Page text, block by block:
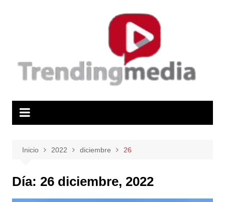
Inicio 2022 diciembre 26
Día: 26 diciembre, 2022